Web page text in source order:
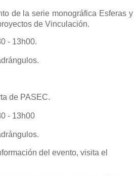
de la serie monográfica Esferas y
de Vinculación.
- 13h00.
de PASEC.
- 13h00
del evento, visita el